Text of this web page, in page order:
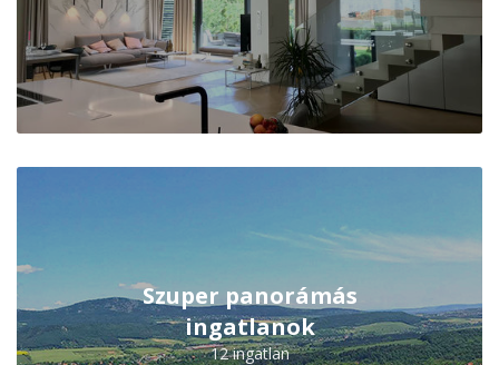
Szuper panorámás
ingatlanok
12 ingatlan